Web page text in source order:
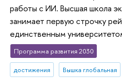
работы с ИИ. Высшая школа
занимает первую строчку
единственным
Программа развития 2030
достижения Вышка глобальная